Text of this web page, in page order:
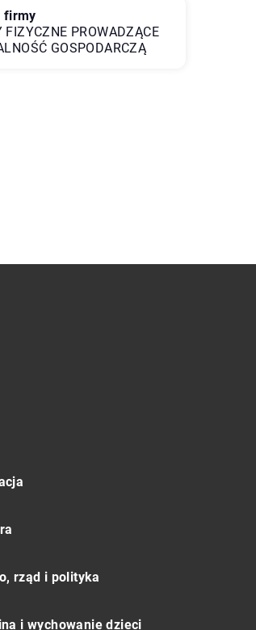
firmy
FIZYCZNE PROWADZĄCE
GOSPODARCZĄ
rząd i polityka
i wychowanie dzieci